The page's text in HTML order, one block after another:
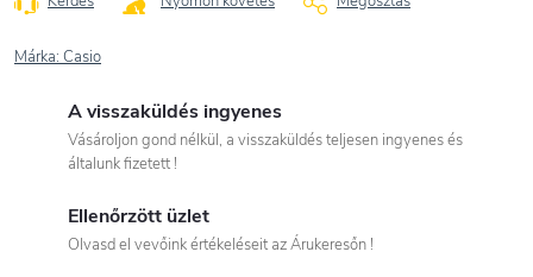
Márka: Casio
A visszaküldés ingyenes
Vásároljon gond nélkül, a visszaküldés teljesen ingyenes és
általunk fizetett !
Ellenőrzött üzlet
Olvasd el vevőink értékeléseit az Árukeresőn !